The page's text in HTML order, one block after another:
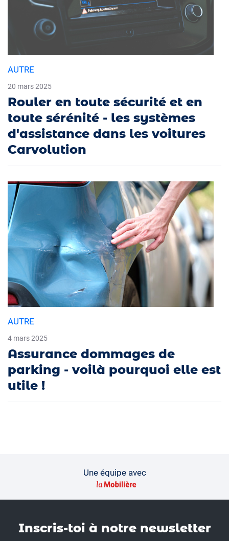
AUTRE
20 mars 2025
Rouler en toute sécurité et en
toute sérénité - les systèmes
d'assistance dans les voitures
Carvolution
AUTRE
4 mars 2025
Assurance dommages de
parking - voilà pourquoi elle est
utile !
Une équipe avec
Inscris-toi à notre news­letter